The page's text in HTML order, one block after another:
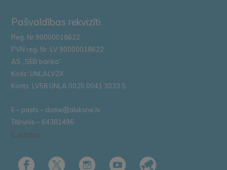
Pašvaldības rekvizīti
Reģ. Nr.90000018622
PVN reģ. Nr. LV 90000018622
AS „SEB banka”
Kods: UNLALV2X
Konts: LV58 UNLA 0025 0041 3033 5
E – pasts – dome@aluksne.lv
Tālrunis – 64381496
E-adrese